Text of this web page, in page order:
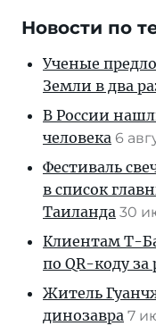
Новости по
Ученые
Земли в два
В России
человека 6
Фестиваль
в список
Таиланда 30
Клиентам T-
по QR-коду
Житель
динозавра 7